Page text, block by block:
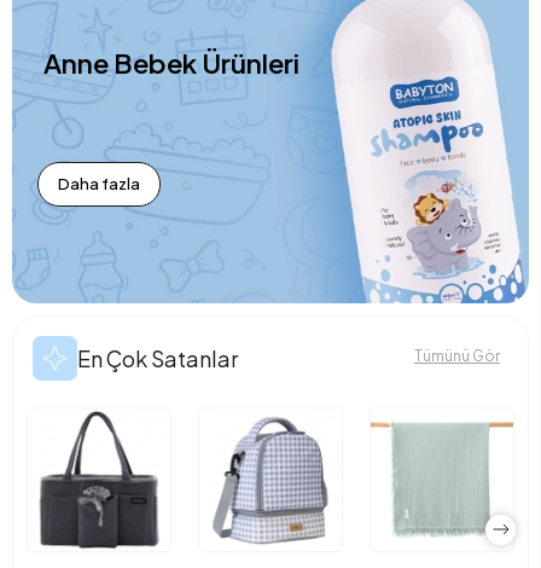
Anne Bebek Ürünleri
Daha fazla
En Çok Satanlar Tümünü Gör